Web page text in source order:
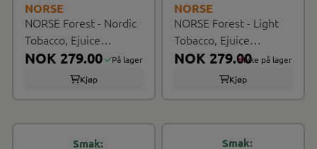
NORSE
NORSE Forest - Nordic
Tobacco, Ejuice
100/120ml
NOK 279.00
På lager
Kjøp
NORSE
NORSE Forest - Light
Tobacco, Ejuice
100/120ml
NOK 279.00Ikke på lager
Kjøp